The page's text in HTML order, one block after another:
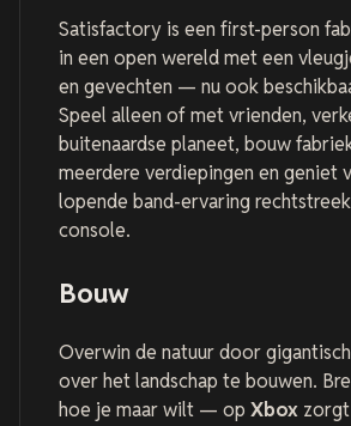
Satisfactory is een first-person
in een open wereld met een
en gevechten — nu ook
Speel alleen of met vrienden,
buitenaardse planeet, bouw
meerdere verdiepingen en geniet
lopende band-ervaring
console.
Bouw
Overwin de natuur door
over het landschap te bouwen.
hoe je maar wilt — op Xbox